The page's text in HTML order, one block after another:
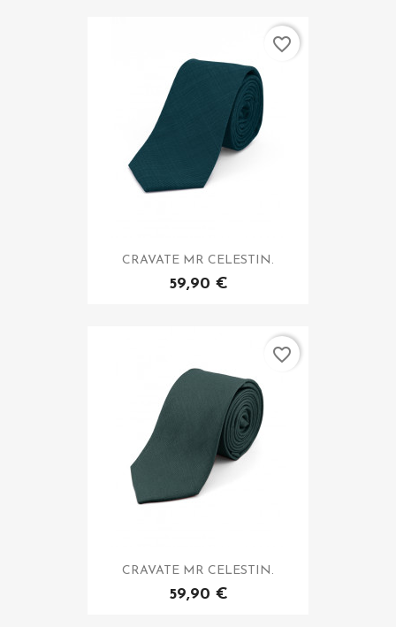
CRAVATE MR CELESTIN.
59,90 €
favorite_border
CRAVATE MR CELESTIN.
59,90 €
favorite_border